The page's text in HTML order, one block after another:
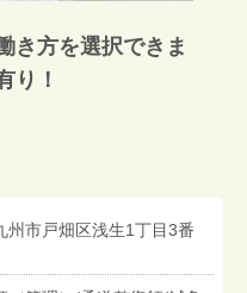
き方を選択できま
り！
州市戸畑区浅生1丁目3番